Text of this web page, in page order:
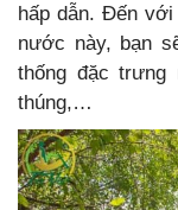
hấp dẫn. Đến
nước này, bạn
thống đặc trưng
thúng,…